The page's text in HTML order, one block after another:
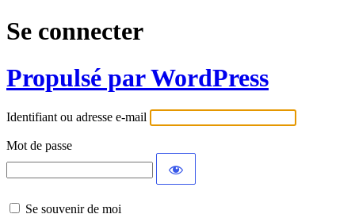
Se connecter
Propulsé par WordPress
Identifiant ou adresse e-mail
Mot de passe
Se souvenir de moi